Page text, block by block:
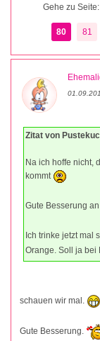
Gehe zu Seite:
80 81
Zitat von
Na ich hoffe nicht,
kommt
Gute Besserung
Ich trinke jetzt mal
Orange. Soll ja bei
schauen wir mal.
Gute Besserung.